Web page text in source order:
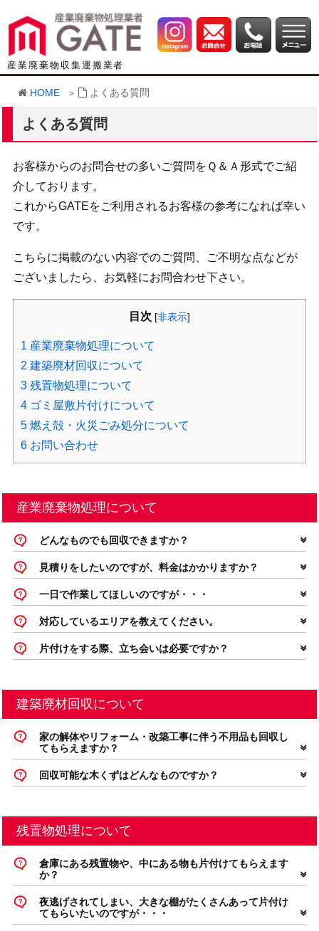
産業廃棄物収集運搬業者
HOME よくある質問
よくある質問
お客様からのお問合せの多いご質問をＱ＆Ａ形式でご紹
介しております。
これからGATEをご利用されるお客様の参考になれば幸い
です。
こちらに掲載のない内容でのご質問、ご不明な点などが
ございましたら、お気軽にお問合わせ下さい。
目次 [非表示]
1 産業廃棄物処理について
2 建築廃材回収について
3 残置物処理について
4 ゴミ屋敷片付けについて
5 燃え殻・火災ごみ処分について
6 お問い合わせ
産業廃棄物処理について
どんなものでも回収できますか？
見積りをしたいのですが、料金はかかりますか？
一日で作業してほしいのですが・・・
対応しているエリアを教えてください。
片付けをする際、立ち会いは必要ですか？
建築廃材回収について
家の解体やリフォーム・改築工事に伴う不用品も回収し
てもらえますか？
回収可能な木くずはどんなものですか？
残置物処理について
倉庫にある残置物や、中にある物も片付けてもらえます
か？
夜逃げされてしまい、大きな棚がたくさんあって片付け
てもらいたいのですが・・・